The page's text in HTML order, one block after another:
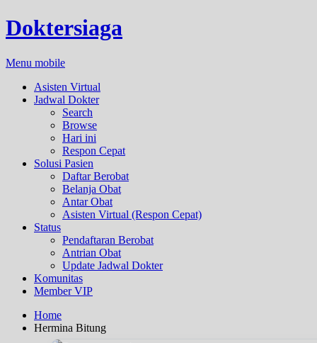
Doktersiaga
Menu mobile
Asisten Virtual
Jadwal Dokter
Search
Browse
Hari ini
Respon Cepat
Solusi Pasien
Daftar Berobat
Belanja Obat
Antar Obat
Asisten Virtual (Respon Cepat)
Status
Pendaftaran Berobat
Antrian Obat
Update Jadwal Dokter
Komunitas
Member VIP
Home
Hermina Bitung